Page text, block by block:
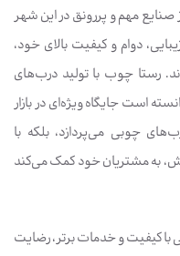
صنایع مهم و پررونق در این شهر
دوام و کیفیت بالای خود،
رستا چوب با تولید درب‌های
است جایگاه ویژه‌ای در بازار
چوبی می‌پردازد، بلکه با
به مشتریان خود کمک می‌کند
با کیفیت و خدمات برتر، رضایت